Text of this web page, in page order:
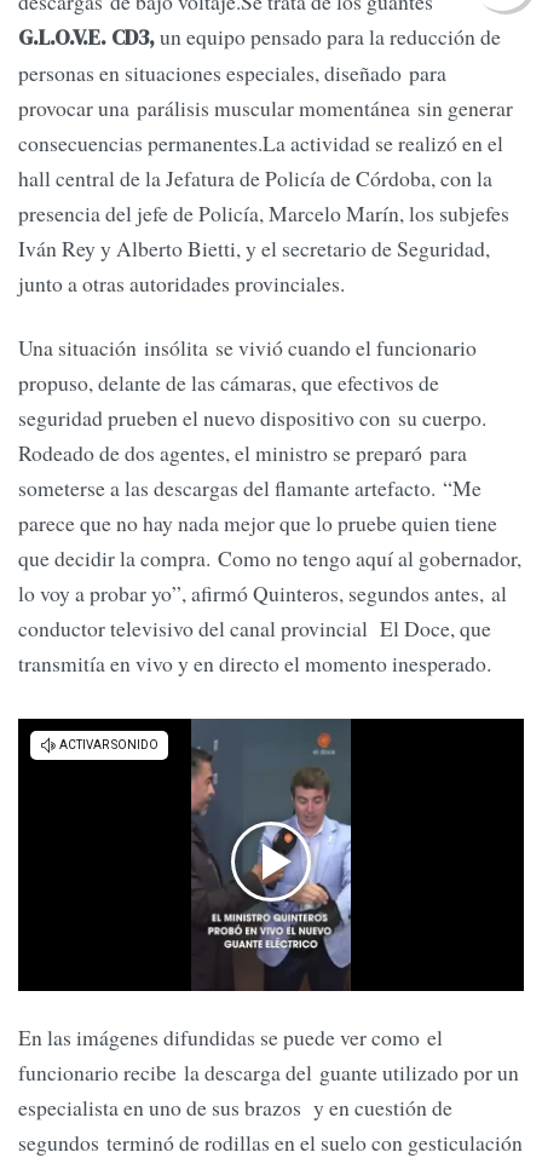
G.L.O.V.E. CD3,un equipo pensado para la reducción de
personas en situaciones especiales, diseñado para
provocar una parálisis muscular momentánea sin generar
consecuencias permanentes.La actividad se realizó en el
hall central de la Jefatura de Policía de Córdoba, con la
presencia del jefe de Policía, Marcelo Marín, los subjefes
Iván Rey y Alberto Bietti, y el secretario de Seguridad,
junto a otras autoridades provinciales.
Una situación insólita se vivió cuando el funcionario
propuso, delante de las cámaras, que efectivos de
seguridad prueben el nuevo dispositivo con su cuerpo.
Rodeado de dos agentes, el ministro se preparó para
someterse a las descargas del flamante artefacto. “Me
parece que no hay nada mejor que lo pruebe quien tiene
que decidir la compra. Como no tengo aquí al gobernador,
lo voy a probar yo”, afirmó Quinteros, segundos antes, al
conductor televisivo del canal provincial El Doce, que
transmitía en vivo y en directo el momento inesperado.
En las imágenes difundidas se puede ver como el
funcionario recibe la descarga del guante utilizado por un
especialista en uno de sus brazos y en cuestión de
segundos terminó de rodillas en el suelo con gesticulación